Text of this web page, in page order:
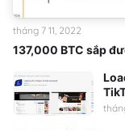
137,000 BTC sắp
tháng 7 11, 2022